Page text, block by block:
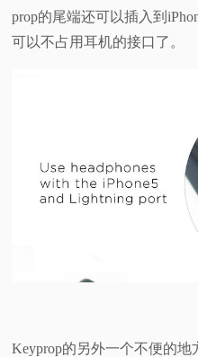
prop的尾端还可以插入到
可以不占用耳机的接口了。
Keyprop的另外一个不便的